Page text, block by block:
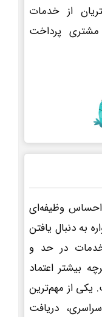
از خدمات
مشتری پرداخت
احساس وظیفه‌ای
به دنبال یافتن
خدمات در حد و
بیشتر اعتماد
یکی از مهم‌ترین
دریافت